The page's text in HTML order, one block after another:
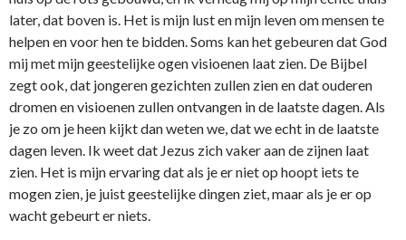
later, dat boven is. Het is mijn lust en mijn leven om mensen te
helpen en voor hen te bidden. Soms kan het gebeuren dat God
mij met mijn geestelijke ogen visioenen laat zien. De Bijbel
zegt ook, dat jongeren gezichten zullen zien en dat ouderen
dromen en visioenen zullen o­ntvangen in de laatste dagen. Als
je zo om je heen kijkt dan weten we, dat we echt in de laatste
dagen leven. Ik weet dat Jezus zich vaker aan de zijnen laat
zien. Het is mijn ervaring dat als je er niet op hoopt iets te
mogen zien, je juist geestelijke dingen ziet, maar als je er op
wacht gebeurt er niets.